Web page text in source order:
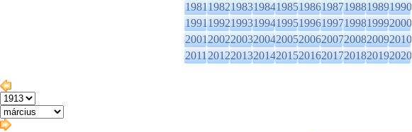
1981198219831984198519861987198819891990
1991199219931994199519961997199819992000
2001200220032004200520062007200820092010
2011201220132014201520162017201820192020